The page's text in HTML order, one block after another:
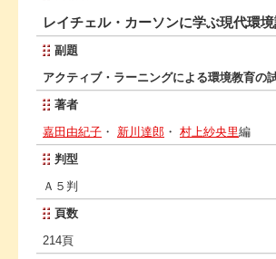
レイチェル・カーソンに学ぶ現代環
副題
アクティブ・ラーニングによる環境教育の
著者
嘉田由紀子 ・ 新川達郎 ・ 村上紗央里編
判型
Ａ５判
頁数
214頁